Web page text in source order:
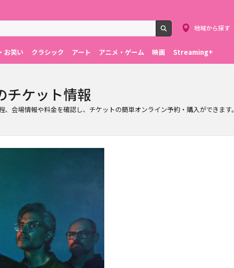
検索
地域から探す
お笑い クラシック アート アニメ・ゲーム 映画 Streaming+
チケット情報
、会場情報や料金を確認し、チケットの簡単オンライン予約・購入ができます。